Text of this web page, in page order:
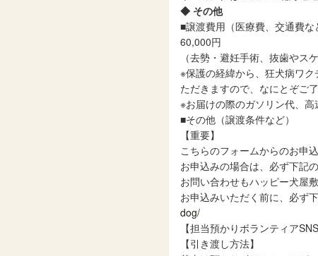
◆ その他
■譲渡費用（医療費、交通費な
60,000円
（去勢・避妊手術、抜歯やス
※保護の経緯から、狂犬病ワ
ただきますので、なにとぞご了
※お届けの際のガソリン代、
■その他（譲渡条件など）
【重要】
こちらのフォームからのお申
お申込みの場合は、必ず下記
お問い合わせもハッピー犬屋
お申込みいただく前に、必ず
dog/
【担当預かりボランティアSNS
【引き渡し方法】